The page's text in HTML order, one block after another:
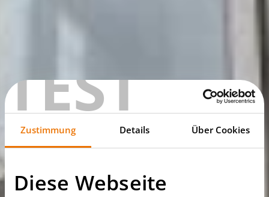
TEST
Zustimmung Details Über Cookies
Diese Webseite